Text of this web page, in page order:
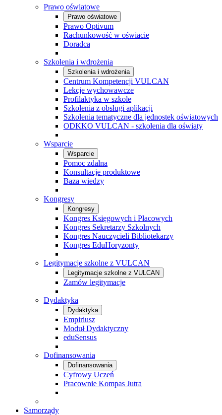
Prawo oświatowe
Prawo oświatowe
Prawo Optivum
Rachunkowość w oświacie
Doradca
Szkolenia i wdrożenia
Szkolenia i wdrożenia
Centrum Kompetencji VULCAN
Lekcje wychowawcze
Profilaktyka w szkole
Szkolenia z obsługi aplikacji
Szkolenia tematyczne dla jednostek oświatowych
ODKKO VULCAN - szkolenia dla oświaty
Wsparcie
Wsparcie
Pomoc zdalna
Konsultacje produktowe
Baza wiedzy
Kongresy
Kongresy
Kongres Księgowych i Płacowych
Kongres Sekretarzy Szkolnych
Kongres Nauczycieli Bibliotekarzy
Kongres EduHoryzonty
Legitymacje szkolne z VULCAN
Legitymacje szkolne z VULCAN
Zamów legitymacje
Dydaktyka
Dydaktyka
Empiriusz
Moduł Dydaktyczny
eduSensus
Dofinansowania
Dofinansowania
Cyfrowy Uczeń
Pracownie Kompas Jutra
Samorządy